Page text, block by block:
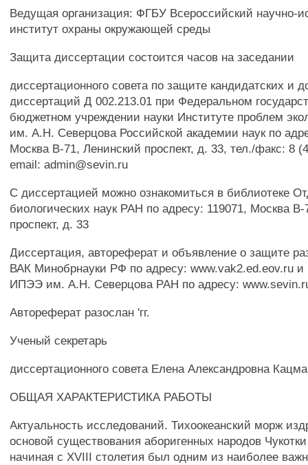
Ведущая организация: ФГБУ Всероссийский научно-
институт охраны окружающей среды
Защита диссертации состоится часов на заседании
диссертационного совета по защите кандидатских и
диссертаций Д 002.213.01 при Федеральном
бюджетном учреждении науки Институте проблем
им. А.Н. Северцова Российской академии наук по
Москва В-71, Ленинский проспект, д. 33, тел./факс: 8
email: admin@sevin.ru
С диссертацией можно ознакомиться в библиотеке
биологических наук РАН по адресу: 119071, Москва
проспект, д. 33
Диссертация, автореферат и объявление о защите
ВАК Минобрнауки РФ по адресу: www.vak2.ed.eov.ru
ИПЭЭ им. А.Н. Северцова РАН по адресу:
Автореферат разослан 'гг.
Ученый секретарь
диссертационного совета Елена Александровна
ОБЩАЯ ХАРАКТЕРИСТИКА РАБОТЫ
Актуальность исследований. Тихоокеанский морж
основой существования аборигенных народов
начиная с XVIII столетия был одним из наиболее